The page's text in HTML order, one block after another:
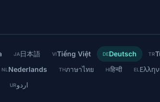
JA日本語 VITiếng Việt DEDeutsch TR
NL Nederlands THภาษาไทย HIहिन्दी EL
URاردو